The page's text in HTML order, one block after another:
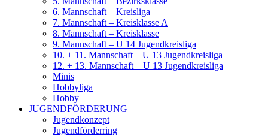
6. Mannschaft – Kreisliga
7. Mannschaft – Kreisklasse A
8. Mannschaft – Kreisklasse
9. Mannschaft – U 14 Jugendkreisliga
10. + 11. Mannschaft – U 13 Jugendkreisliga
12. + 13. Mannschaft – U 13 Jugendkreisliga
Minis
Hobbyliga
Hobby
JUGENDFÖRDERUNG
Jugendkonzept
Jugendförderring